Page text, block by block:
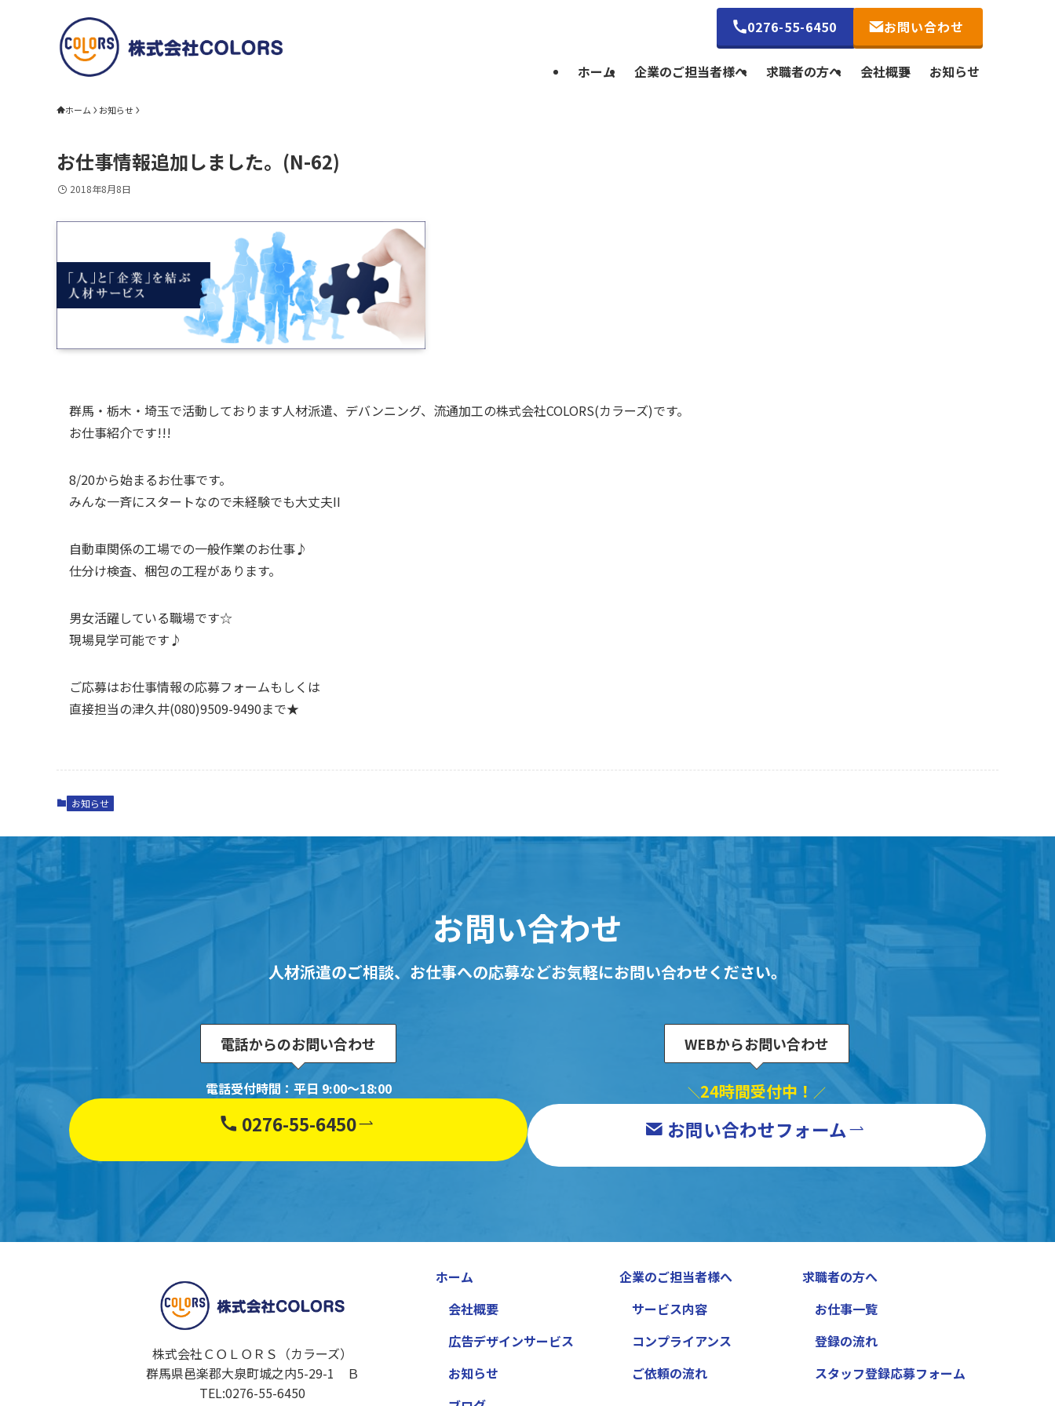
ホーム 企業のご担当者様へ 求職者の方へ 会社概要 お知らせ
0276-55-6450 お問い合わせ
ホーム お知らせ
お仕事情報追加しました。(N-62)
2018年8月8日
群馬・栃木・埼玉で活動しております人材派遣、デバンニング、流通加工の株式会社COLORS(カラーズ)です。
お仕事紹介です!!!
8/20から始まるお仕事です。
みんな一斉にスタートなので未経験でも大丈夫II
自動車関係の工場での一般作業のお仕事♪
仕分け検査、梱包の工程があります。
男女活躍している職場です☆
現場見学可能です♪
ご応募はお仕事情報の応募フォームもしくは
直接担当の津久井(080)9509-9490まで★
お知らせ
お問い合わせ
人材派遣のご相談、お仕事への応募などお気軽にお問い合わせください。
電話からのお問い合わせ
電話受付時間：平日 9:00～18:00
0276-55-6450
WEBからお問い合わせ
＼24時間受付中！ ／
お問い合わせフォーム
株式会社ＣＯＬＯＲＳ（カラーズ）
群馬県邑楽郡大泉町城之内5-29-1 Ｂ
TEL:0276-55-6450
ホーム
会社概要
広告デザインサービス
お知らせ
企業のご担当者様へ
サービス内容
コンプライアンス
ご依頼の流れ
求職者の方へ
お仕事一覧
登録の流れ
スタッフ登録応募フォーム